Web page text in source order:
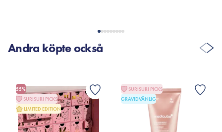
produktförpackningen eller till varumärkets officiella hemsida.
Andra köpte också
55%
SURISURI PICKS
LIMITED EDITION
SURISURI PICKS
GRAVIDVÄNLIG